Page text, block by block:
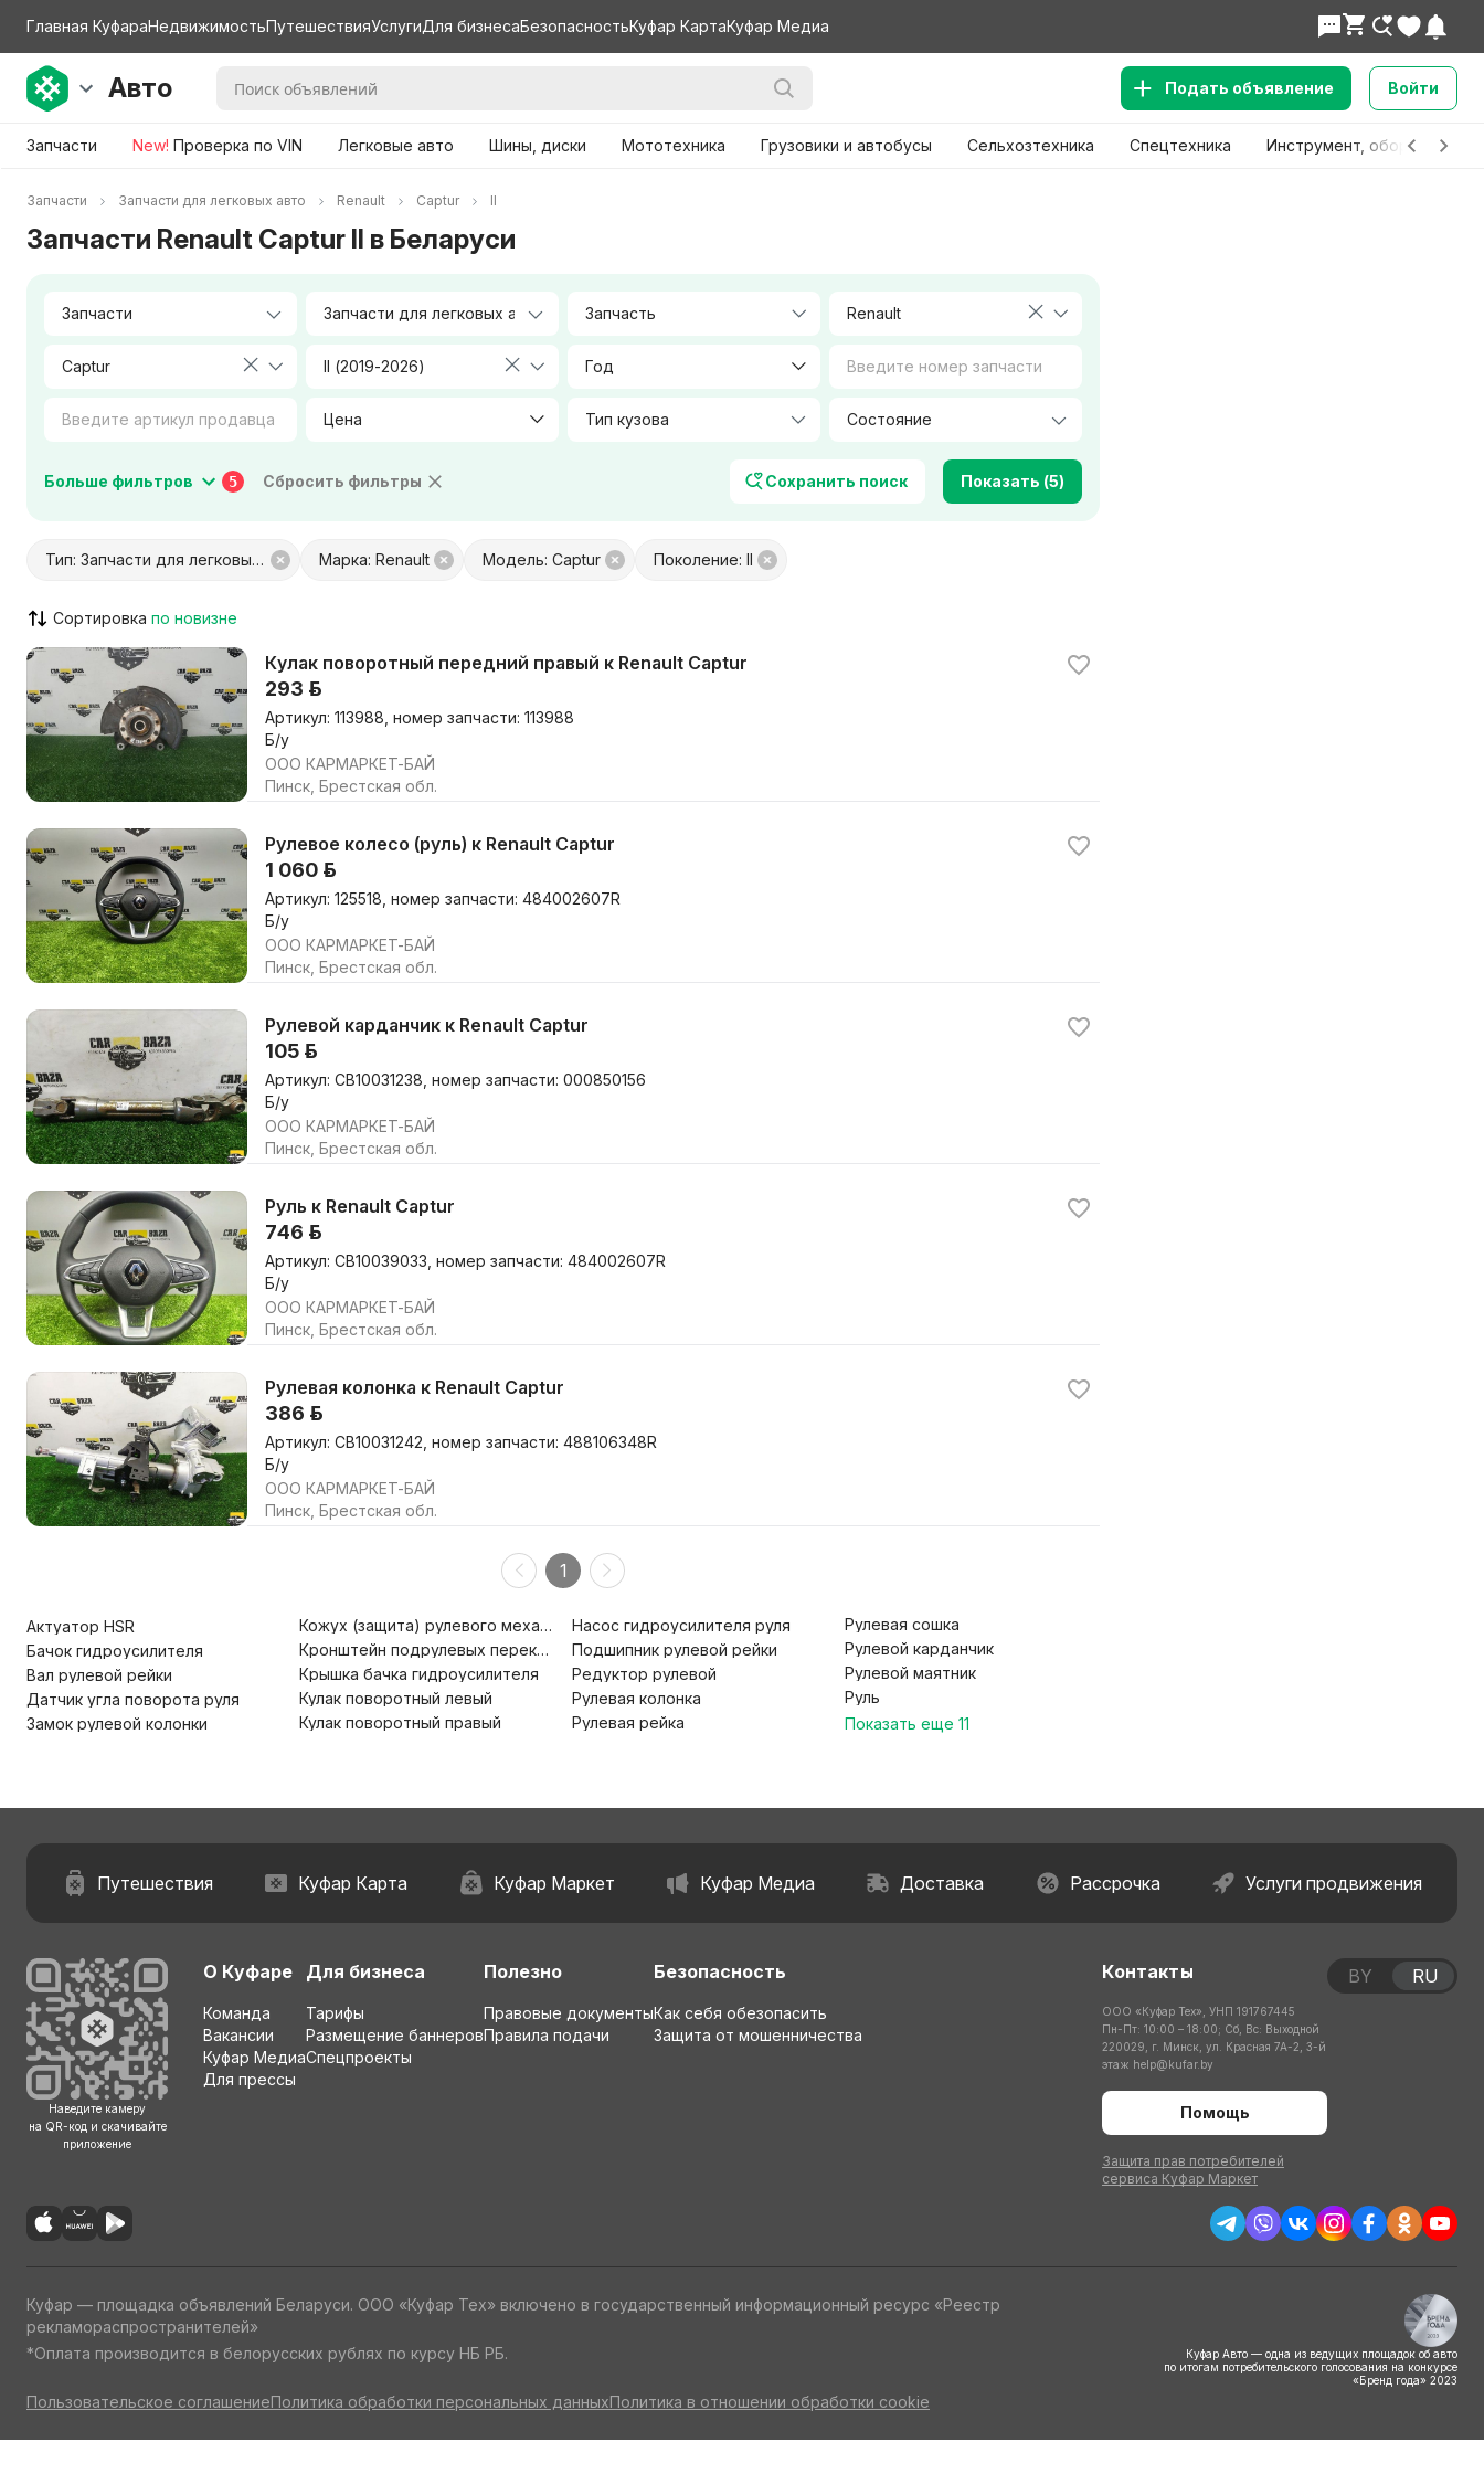
Главная КуфараНедвижимостьПутешествияУслугиДля бизнесаБезопасностьКуфар КартаКуфар Медиа
Авто Подать объявление Войти
Запчасти New! Проверка по VIN Легковые авто Шины, диски Мототехника Грузовики и автобусы Сельхозтехника Спецтехника Инструмент, оборудование
Запчасти Запчасти для легковых авто Renault Captur II
Запчасти Renault Captur II в Беларуси
Запчасть Renault
Captur II (2019-2026) Год
Цена Тип кузова
Коробка передач Тип двигателя
С Куфар Доставкой
Только с видео
Возможен обмен
Больше фильтров 5 Сбросить фильтры Сохранить поиск Показать (5)
Тип: Запчасти для легковых авто Марка: Renault Модель: Captur Поколение: II
Сортировка
Кулак поворотный передний правый к Renault Captur
293 р.
Артикул: 113988, номер запчасти: 113988
Б/у
ООО КАРМАРКЕТ-БАЙ
Пинск, Брестская обл.
Рулевое колесо (руль) к Renault Captur
1 060 р.
Артикул: 125518, номер запчасти: 484002607R
Б/у
ООО КАРМАРКЕТ-БАЙ
Пинск, Брестская обл.
Рулевой карданчик к Renault Captur
105 р.
Артикул: CB10031238, номер запчасти: 000850156
Б/у
ООО КАРМАРКЕТ-БАЙ
Пинск, Брестская обл.
Руль к Renault Captur
746 р.
Артикул: CB10039033, номер запчасти: 484002607R
Б/у
ООО КАРМАРКЕТ-БАЙ
Пинск, Брестская обл.
Рулевая колонка к Renault Captur
386 р.
Артикул: CB10031242, номер запчасти: 488106348R
Б/у
ООО КАРМАРКЕТ-БАЙ
Пинск, Брестская обл.
1
Актуатор HSR
Бачок гидроусилителя
Вал рулевой рейки
Датчик угла поворота руля
Замок рулевой колонки
Кожух (защита) рулевого механизма
Кронштейн подрулевых переключателей
Крышка бачка гидроусилителя
Кулак поворотный левый
Кулак поворотный правый
Насос гидроусилителя руля
Подшипник рулевой рейки
Редуктор рулевой
Рулевая колонка
Рулевая рейка
Рулевая сошка
Рулевой карданчик
Рулевой маятник
Руль
Показать еще 11
Путешествия Куфар Карта Куфар Маркет Куфар Медиа Доставка Рассрочка Услуги продвижения
Наведите камеру
на QR-код и скачивайте
приложение
О Куфаре
Команда
Вакансии
Куфар Медиа
Для прессы
Для бизнеса
Тарифы
Размещение баннеров
Спецпроекты
Полезно
Правовые документы
Правила подачи
Безопасность
Как себя обезопасить
Защита от мошенничества
Контакты
ООО «Куфар Тех», УНП 191767445
Пн-Пт: 10:00 – 18:00; Сб, Вс: Выходной
220029, г. Минск, ул. Красная 7А-2, 3-й
этаж help@kufar.by
Помощь
Защита прав потребителей
сервиса Куфар Маркет
BY RU
Куфар — площадка объявлений Беларуси. ООО «Куфар Тех» включено в государственный информационный ресурс «Реестр
рекламораспространителей»
*Оплата производится в белорусских рублях по курсу НБ РБ.
Пользовательское соглашениеПолитика обработки персональных данныхПолитика в отношении обработки cookie
Куфар Авто — одна из ведущих площадок об авто
по итогам потребительского голосования на конкурсе
«Бренд года» 2023